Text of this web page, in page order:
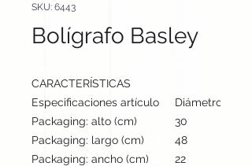
SKU: 6443
Bolígrafo Basley
CARACTERÍSTICAS
Especificaciones artículo
Diámetro: 2
Packaging: alto (cm)
30
Packaging: largo (cm)
48
Packaging: ancho (cm)
22